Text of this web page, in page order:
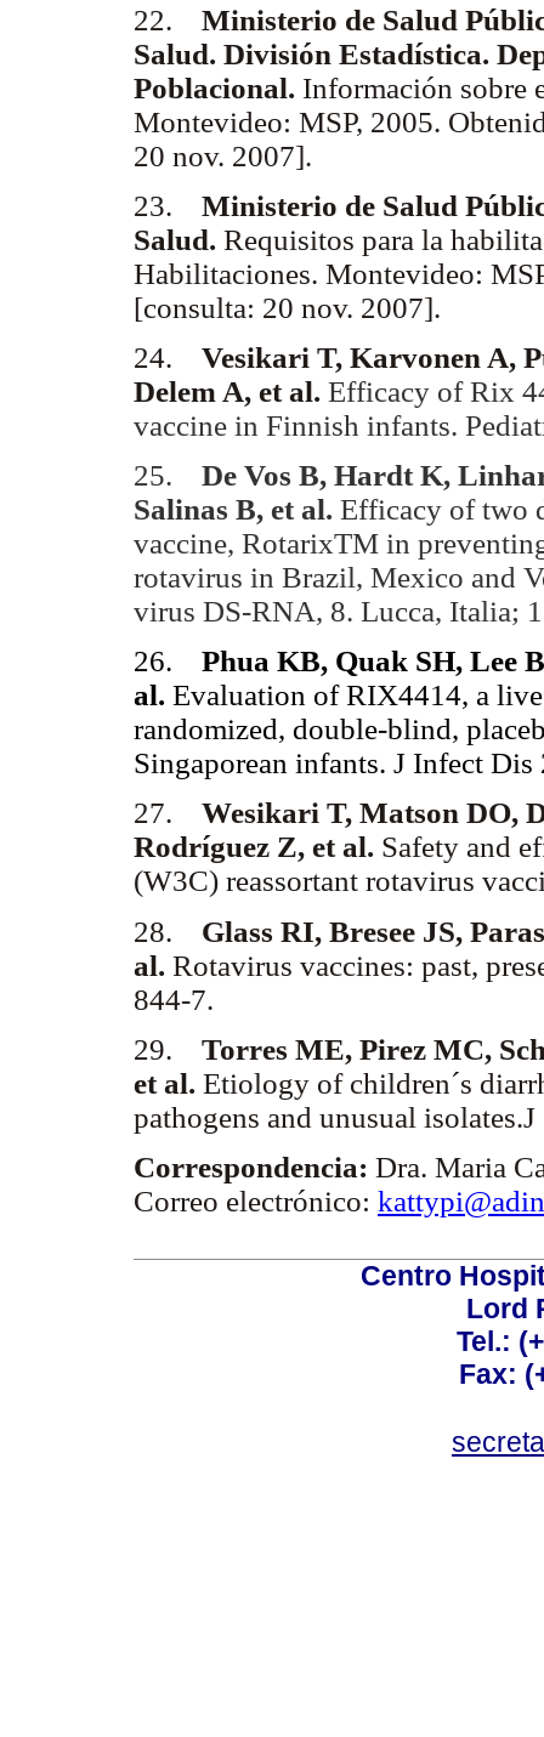
22. Ministerio de Salud
Salud. División Estadística.
Poblacional. Información sobre
Montevideo: MSP, 2005.
20 nov. 2007].
23. Ministerio de Salud
Salud. Requisitos para la
Habilitaciones. Montevideo:
[consulta: 20 nov. 2007].
24. Vesikari T, Karvonen A,
Delem A, et al. Efficacy of Rix
vaccine in Finnish infants.
25. De Vos B, Hardt K,
Salinas B, et al. Efficacy of two
vaccine, RotarixTM in
rotavirus in Brazil, Mexico and
virus DS-RNA, 8. Lucca, Italia;
26. Phua KB, Quak SH, Lee
al. Evaluation of RIX4414, a
randomized, double-blind,
Singaporean infants. J Infect
27. Wesikari T, Matson DO,
Rodríguez Z, et al. Safety and
(W3C) reassortant rotavirus
28. Glass RI, Bresee JS,
al. Rotavirus vaccines: past,
844-7.
29. Torres ME, Pirez MC,
et al. Etiology of children´s
pathogens and unusual
Correspondencia: Dra. Maria
Correo electrónico:
Centro
Lord
Tel.:
Fax: